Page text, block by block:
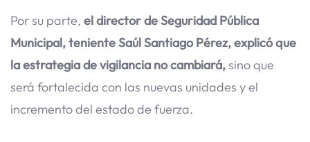
Por su parte, el director de Seguridad Pública
Municipal, teniente Saúl Santiago Pérez, explicó que
la estrategia de vigilancia no cambiará,sino que
será fortalecida con las nuevas unidades y el
incremento del estado de fuerza.